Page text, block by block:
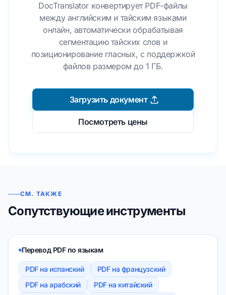
DocTranslator конвертирует PDF-файлы
между английским и тайским языками
онлайн, автоматически обрабатывая
сегментацию тайских слов и
позиционирование гласных, с поддержкой
файлов размером до 1 ГБ.
Загрузить документ
Посмотреть цены
СМ. ТАКЖЕ
Сопутствующие инструменты
Перевод PDF по языкам
PDF на испанский
PDF на французский
PDF на арабский
PDF на китайский